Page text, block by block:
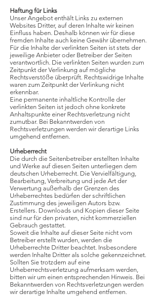
Haftung für Links
Unser Angebot enthält Links zu externen
Websites Dritter, auf deren Inhalte wir keinen
Einfluss haben. Deshalb können wir für diese
fremden Inhalte auch keine Gewähr übernehmen.
Für die Inhalte der verlinkten Seiten ist stets der
jeweilige Anbieter oder Betreiber der Seiten
verantwortlich. Die verlinkten Seiten wurden zum
Zeitpunkt der Verlinkung auf mögliche
Rechtsverstöße überprüft. Rechtswidrige Inhalte
waren zum Zeitpunkt der Verlinkung nicht
erkennbar.
Eine permanente inhaltliche Kontrolle der
verlinkten Seiten ist jedoch ohne konkrete
Anhaltspunkte einer Rechtsverletzung nicht
zumutbar. Bei Bekanntwerden von
Rechtsverletzungen werden wir derartige Links
umgehend entfernen.
Urheberrecht
Die durch die Seitenbetreiber erstellten Inhalte
und Werke auf diesen Seiten unterliegen dem
deutschen Urheberrecht. Die Vervielfältigung,
Bearbeitung, Verbreitung und jede Art der
Verwertung außerhalb der Grenzen des
Urheberrechtes bedürfen der schriftlichen
Zustimmung des jeweiligen Autors bzw.
Erstellers. Downloads und Kopien dieser Seite
sind nur für den privaten, nicht kommerziellen
Gebrauch gestattet.
Soweit die Inhalte auf dieser Seite nicht vom
Betreiber erstellt wurden, werden die
Urheberrechte Dritter beachtet. Insbesondere
werden Inhalte Dritter als solche gekennzeichnet.
Sollten Sie trotzdem auf eine
Urheberrechtsverletzung aufmerksam werden,
bitten wir um einen entsprechenden Hinweis. Bei
Bekanntwerden von Rechtsverletzungen werden
wir derartige Inhalte umgehend entfernen.